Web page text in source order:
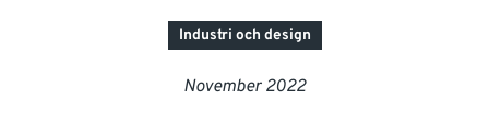
ACADEMYIndustri och design
November 2022